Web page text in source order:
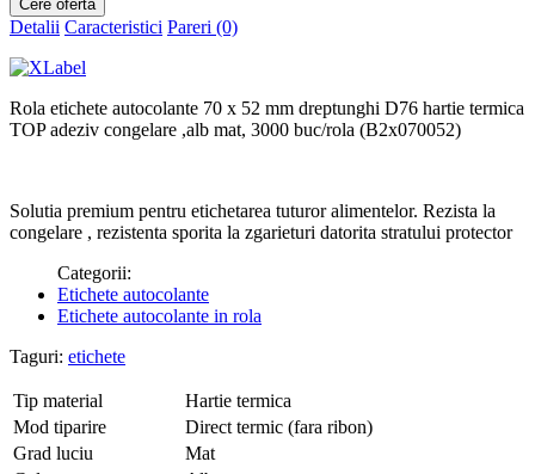
Detalii Caracteristici Pareri (0)
Rola etichete autocolante 70 x 52 mm dreptunghi D76 hartie termica
TOP adeziv congelare ,alb mat, 3000 buc/rola (B2x070052)
Solutia premium pentru etichetarea tuturor alimentelor. Rezista la
congelare , rezistenta sporita la zgarieturi datorita stratului protector
Categorii:
Etichete autocolante
Etichete autocolante in rola
Taguri: etichete
Tip material
Hartie termica
Mod tiparire
Direct termic (fara ribon)
Grad luciu
Mat